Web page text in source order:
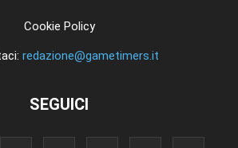
Cookie Policy
redazione@gametimers.it
SEGUICI